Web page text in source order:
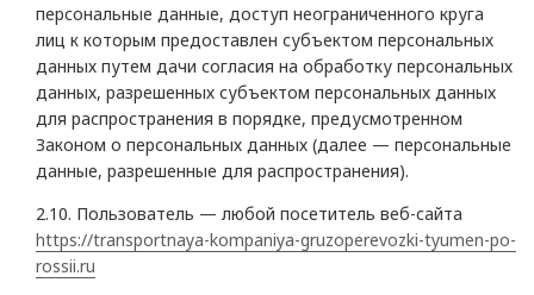
персональные данные, доступ неограниченного круга
лиц к которым предоставлен субъектом персональных
данных путем дачи согласия на обработку персональных
данных, разрешенных субъектом персональных данных
для распространения в порядке, предусмотренном
Законом о персональных данных (далее — персональные
данные, разрешенные для распространения).
2.10. Пользователь — любой посетитель веб-сайта
https://transportnaya-kompaniya-gruzoperevozki-tyumen-po-
rossii.ru